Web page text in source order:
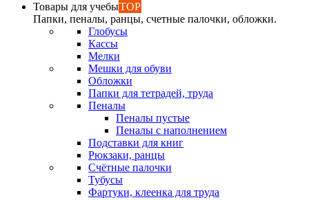
Товары для учебыTOP
Папки, пеналы, ранцы, счетные палочки, обложки.
Глобусы
Кассы
Мелки
Мешки для обуви
Обложки
Папки для тетрадей, труда
Пеналы
Пеналы пустые
Пеналы с наполнением
Подставки для книг
Рюкзаки, ранцы
Счётные палочки
Тубусы
Фартуки, клеенка для труда